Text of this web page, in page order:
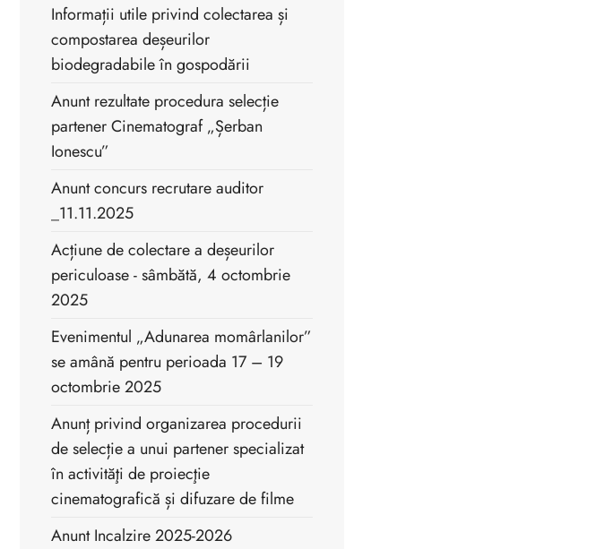
Informații utile privind colectarea și
compostarea deșeurilor
biodegradabile în gospodării
Anunt rezultate procedura selecție
partener Cinematograf „Șerban
Ionescu”
Anunt concurs recrutare auditor
_11.11.2025
Acțiune de colectare a deșeurilor
periculoase - sâmbătă, 4 octombrie
2025
Evenimentul „Adunarea momârlanilor”
se amână pentru perioada 17 – 19
octombrie 2025
Anunț privind organizarea procedurii
de selecție a unui partener specializat
în activităţi de proiecţie
cinematografică și difuzare de filme
Anunt Incalzire 2025-2026